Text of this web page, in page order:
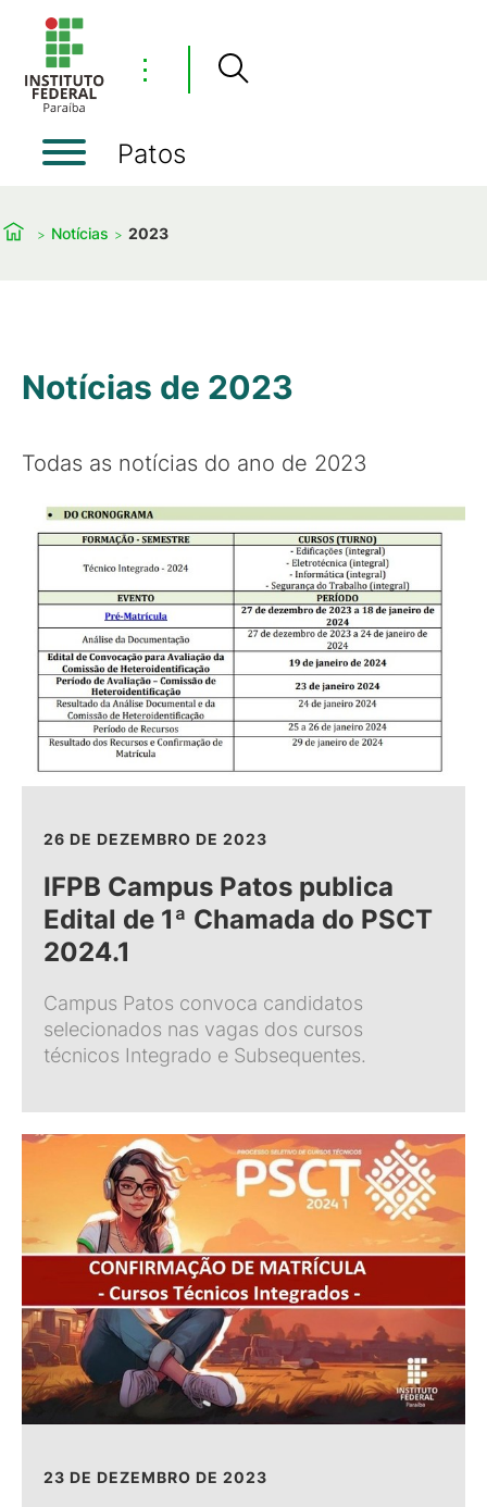
⋮
Patos
Notícias 2023
Notícias de 2023
Todas as notícias do ano de 2023
26 DE DEZEMBRO DE 2023
IFPB Campus Patos publica
Edital de 1ª Chamada do PSCT
2024.1
Campus Patos convoca candidatos
selecionados nas vagas dos cursos
técnicos Integrado e Subsequentes.
23 DE DEZEMBRO DE 2023